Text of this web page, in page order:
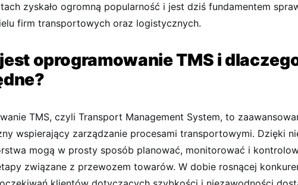
zyskało ogromną popularność i jest dziś fundamentem
firm transportowych oraz logistycznych.
oprogramowanie TMS i
TMS, czyli Transport Management System, to
wspierający zarządzanie procesami transportowymi. Dzięki
mogą w prosty sposób planować, monitorować i
związane z przewozem towarów. W dobie rosnącej